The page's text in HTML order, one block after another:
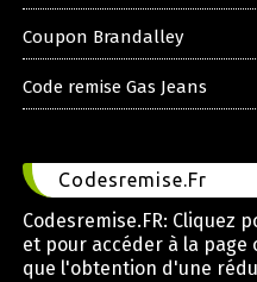
Coupon Brandalley
Code remise Gas Jeans
Codesremise.Fr
Codesremise.FR: Cliquez
et pour accéder à la page
que l'obtention d'une